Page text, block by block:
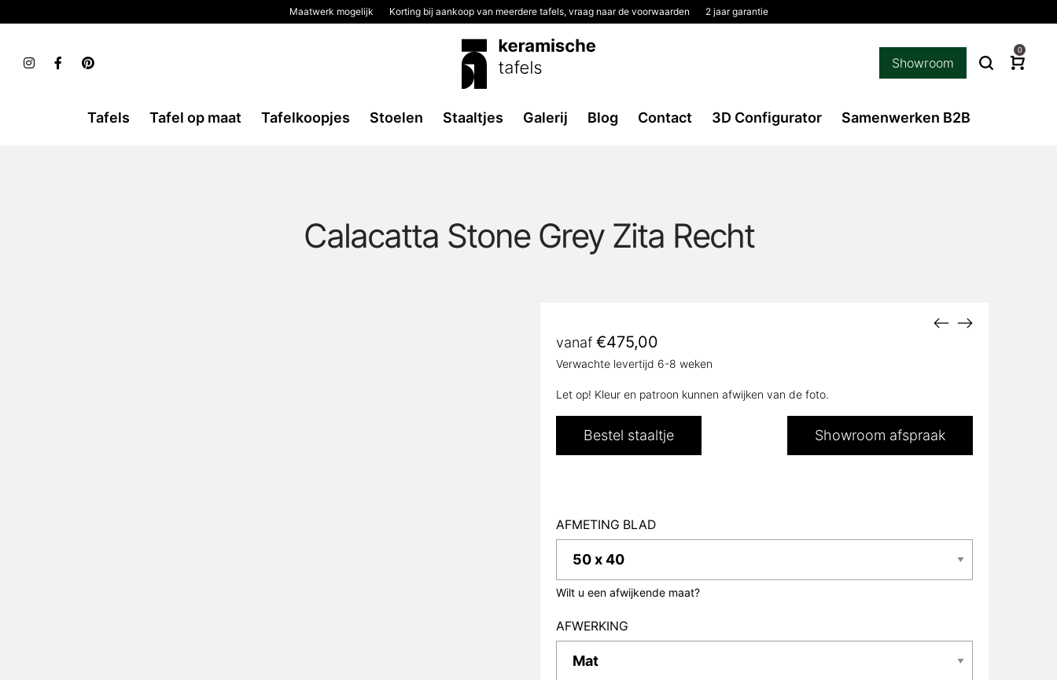
Maatwerk mogelijk Korting bij aankoop van meerdere tafels, vraag naar de voorwaarden 2 jaar garantie
Showroom
0
Tafels Tafel op maat Tafelkoopjes Stoelen Staaltjes Galerij Blog Contact 3D Configurator Samenwerken B2B
Calacatta Stone Grey Zita Recht
vanaf €475,00
Verwachte levertijd 6-8 weken
Let op! Kleur en patroon kunnen afwijken van de foto.
Bestel staaltje Showroom afspraak
AFMETING BLAD
Wilt u een afwijkende maat?
AFWERKING